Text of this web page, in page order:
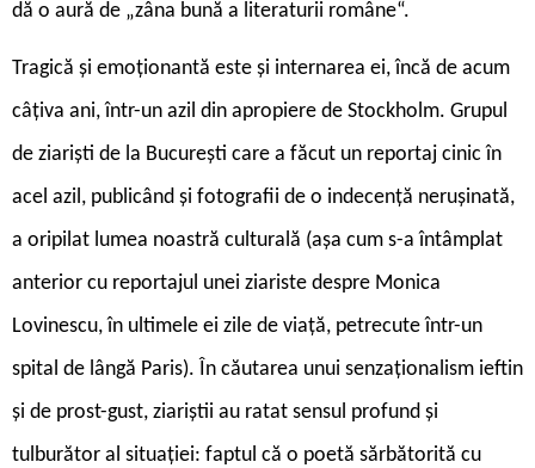
dă o aură de „zâna bună a literaturii române“.
Tragică și emoționantă este și internarea ei, încă de acum
câțiva ani, într-un azil din apropiere de Stockholm. Grupul
de ziariști de la București care a făcut un reportaj cinic în
acel azil, publicând și fotografii de o indecență nerușinată,
a oripilat lumea noastră culturală (așa cum s-a întâmplat
anterior cu reportajul unei ziariste despre Monica
Lovinescu, în ultimele ei zile de viață, petrecute într-un
spital de lângă Paris). În căutarea unui senzaționalism ieftin
și de prost-gust, ziariștii au ratat sensul profund și
tulburător al situației: faptul că o poetă sărbătorită cu